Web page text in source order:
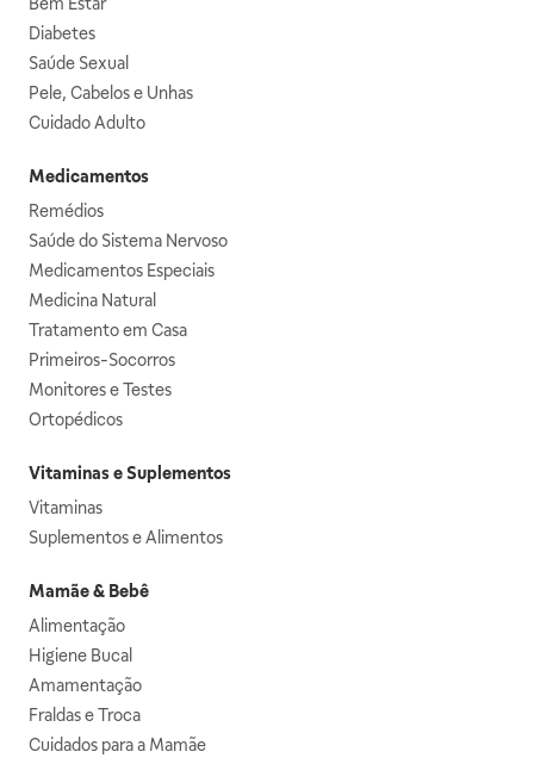
Diabetes
Saúde Sexual
Pele, Cabelos e Unhas
Cuidado Adulto
Medicamentos
Remédios
Saúde do Sistema Nervoso
Medicamentos Especiais
Medicina Natural
Tratamento em Casa
Primeiros-Socorros
Monitores e Testes
Ortopédicos
Vitaminas e Suplementos
Vitaminas
Suplementos e Alimentos
Mamãe & Bebê
Alimentação
Higiene Bucal
Amamentação
Fraldas e Troca
Cuidados para a Mamãe